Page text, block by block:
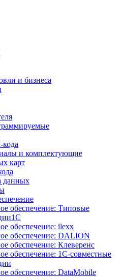
и бизнеса
и комплектующие
карт
данных
обеспечение: Типовые
обеспечение: ilexx
обеспечение: DALION
обеспечение: Клеверенс
обеспечение: 1С-совместные
обеспечение: DataMobile